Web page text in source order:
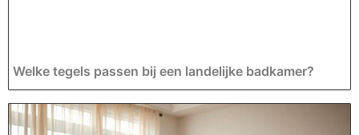
Welke tegels passen bij een landelijke badkamer?